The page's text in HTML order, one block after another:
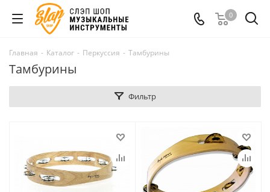
0
Главная - Каталог - Перкуссия - Тамбурины
Тамбурины
Фильтр